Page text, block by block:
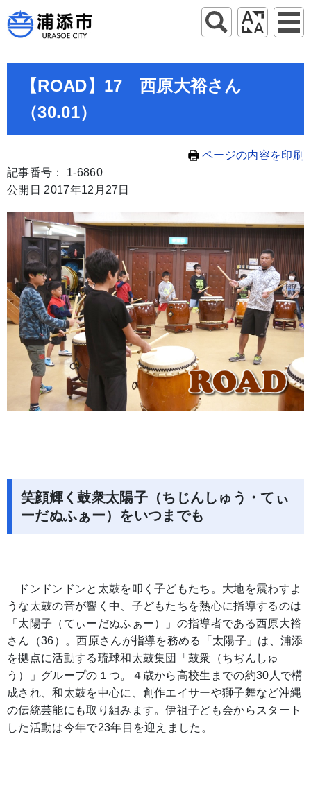
【ROAD】17 西原大裕さん
（30.01）
ページの内容を印刷
記事番号： 1-6860
公開日 2017年12月27日
笑顔輝く鼓衆太陽子（ちじんしゅう・てぃ
ーだぬふぁー）をいつまでも
ドンドンドンと太鼓を叩く子どもたち。大地を震わすよ
うな太鼓の音が響く中、子どもたちを熱心に指導するのは
「太陽子（てぃーだぬふぁー）」の指導者である西原大裕
さん（36）。西原さんが指導を務める「太陽子」は、浦添
を拠点に活動する琉球和太鼓集団「鼓衆（ちぢんしゅ
う）」グループの１つ。４歳から高校生までの約30人で構
成され、和太鼓を中心に、創作エイサーや獅子舞など沖縄
の伝統芸能にも取り組みます。伊祖子ども会からスタート
した活動は今年で23年目を迎えました。